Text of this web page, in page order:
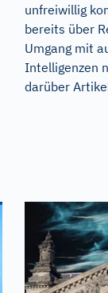
unfreiwillig
bereits über
Umgang mit
Intelligenzen
darüber